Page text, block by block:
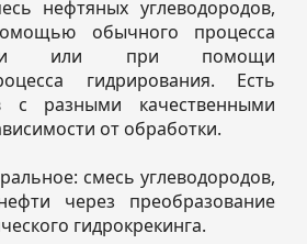
нефтяных углеводородов,
обычного процесса
или при помощи
гидрирования. Есть
с разными качественными
от обработки.
смесь углеводородов,
через преобразование
гидрокрекинга.